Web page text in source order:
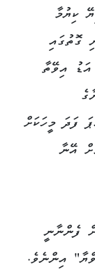
ކިޔުމާ
ގޮތުގައި
އިވޭތާ
ފަދަ މީހަކަށް
އޭނާ
ފެންނާނީ
އިންނެވެ.